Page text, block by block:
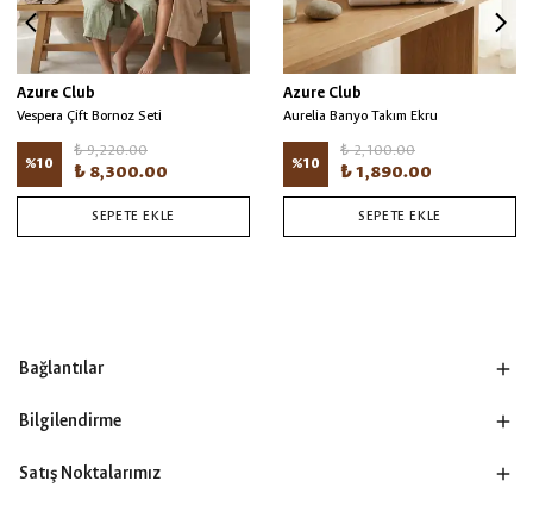
Azure Club
Vespera Çift Bornoz Seti
%10
₺ 9,220.00
₺ 8,300.00
SEPETE EKLE
Azure Club
Aurelia Banyo Takım Ekru
%10
₺ 2,100.00
₺ 1,890.00
SEPETE EKLE
Bağlantılar
Bilgilendirme
Satış Noktalarımız